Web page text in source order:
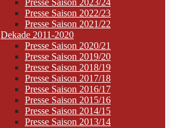
Presse Saison 2023/24
Presse Saison 2022/23
Presse Saison 2021/22
Dekade 2011-2020
Presse Saison 2020/21
Presse Saison 2019/20
Presse Saison 2018/19
Presse Saison 2017/18
Presse Saison 2016/17
Presse Saison 2015/16
Presse Saison 2014/15
Presse Saison 2013/14